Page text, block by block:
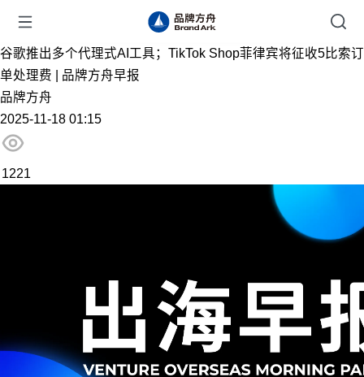
谷歌推出多个代理式AI工具；TikTok Shop菲律宾将征收5比索订
单处理费 | 品牌方舟早报
品牌方舟
2025-11-18 01:15
1221